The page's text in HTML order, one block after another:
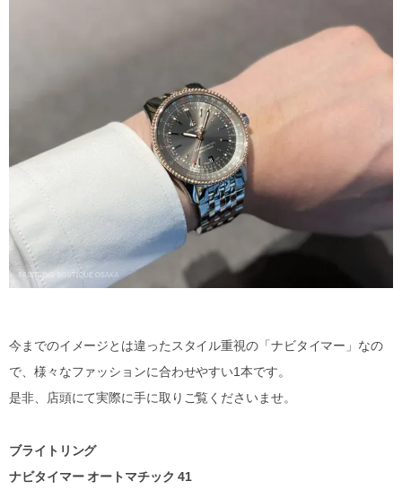
今までのイメージとは違ったスタイル重視の「ナビタイマー」なの
で、様々なファッションに合わせやすい1本です。
是非、店頭にて実際に手に取りご覧くださいませ。
ブライトリング
ナビタイマー オートマチック 41